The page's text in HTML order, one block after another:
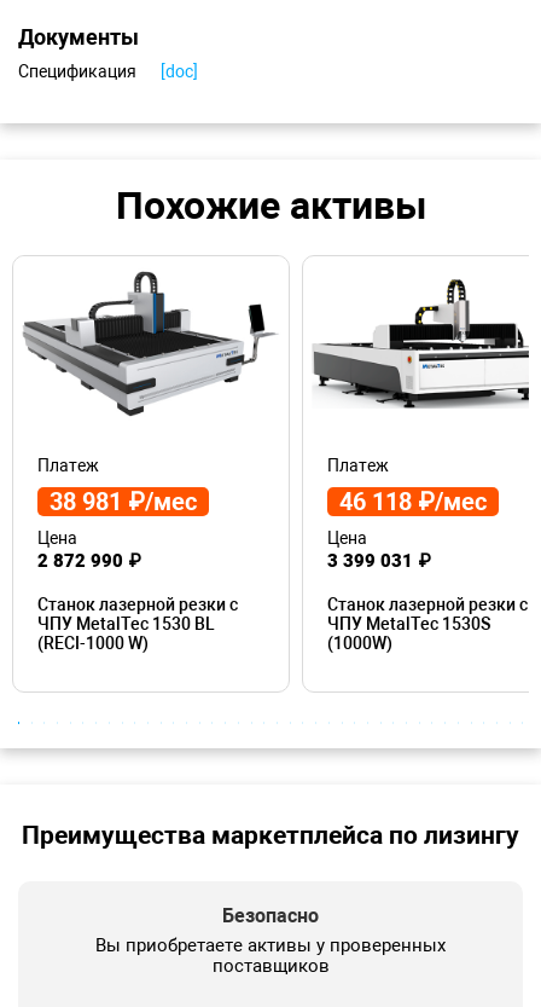
обработки, а также наилучшему качеству получаемых
изделий.
Документы
Спецификация [doc]
Похожие активы
Платеж
38 981 ₽/мес
Цена
2 872 990 ₽
Станок лазерной резки с
ЧПУ MetalTec 1530 BL
(RECI-1000 W)
Платеж
46 118 ₽/мес
Цена
3 399 031 ₽
Станок лазерной резки с
ЧПУ MetalTec 1530S
(1000W)
Преимущества маркетплейса по лизингу
Безопасно
Вы приобретаете активы у проверенных
поставщиков